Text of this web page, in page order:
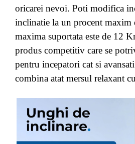
oricarei nevoi. Poti modifica
inclinatie la un procent maxim
maxima suportata este de 12
produs competitiv care se
pentru incepatori cat si
combina atat mersul relaxant